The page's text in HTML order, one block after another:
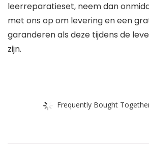
leerreparatieset, neem dan
met ons op om levering en een
garanderen als deze tijdens de
zijn.
Frequently Bought